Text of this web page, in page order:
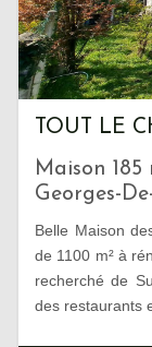
TOUT LE
Maison 185
Georges-
Belle Maison
de 1100 m² à
recherché de
des restaurants